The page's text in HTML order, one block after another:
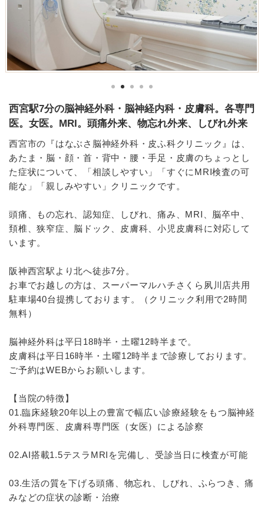
西宮駅7分の脳神経外科・脳神経内科・皮膚科。各専門
医。女医。MRI。頭痛外来、物忘れ外来、しびれ外来
西宮市の『はなぶさ脳神経外科・皮ふ科クリニック』は、
あたま・脳・顔・首・背中・腰・手足・皮膚のちょっとし
た症状について、「相談しやすい」「すぐにMRI検査の可
能な」「親しみやすい」クリニックです。
頭痛、もの忘れ、認知症、しびれ、痛み、MRI、脳卒中、
頚椎、狭窄症、脳ドック、皮膚科、小児皮膚科に対応して
います。
阪神西宮駅より北へ徒歩7分。
お車でお越しの方は、スーパーマルハチさくら夙川店共用
駐車場40台提携しております。（クリニック利用で2時間
無料）
脳神経外科は平日18時半・土曜12時半まで。
皮膚科は平日16時半・土曜12時半まで診療しております。
ご予約はWEBからお願いします。
【当院の特徴】
01.臨床経験20年以上の豊富で幅広い診療経験をもつ脳神経
外科専門医、皮膚科専門医（女医）による診察
02.AI搭載1.5テスラMRIを完備し、受診当日に検査が可能
03.生活の質を下げる頭痛、物忘れ、しびれ、ふらつき、痛
みなどの症状の診断・治療